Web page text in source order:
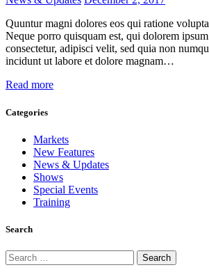
Quuntur magni dolores eos qui ratione
Neque porro quisquam est, qui dolorem
consectetur, adipisci velit, sed quia non
incidunt ut labore et dolore magnam…
Read more
Categories
Markets
New Features
News & Updates
Shows
Special Events
Training
Search
Search
for: